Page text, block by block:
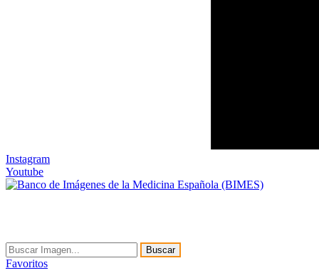
Instagram
Youtube
Buscar
Favoritos